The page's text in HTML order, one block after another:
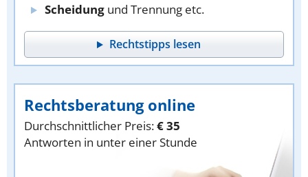
Scheidung und Trennung etc.
Rechtstipps lesen
Rechtsberatung online
Durchschnittlicher Preis:€ 35
Antworten in unter einer Stunde